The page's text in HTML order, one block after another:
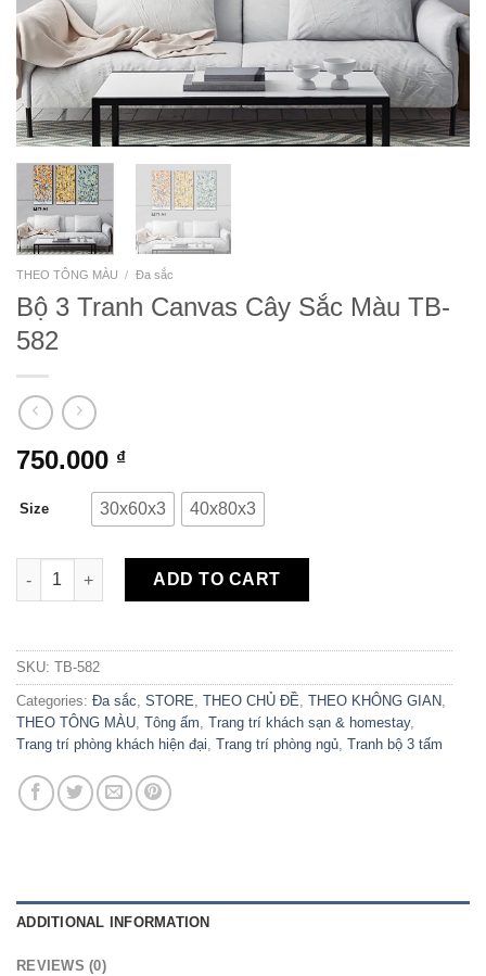
THEO TÔNG MÀU / Đa sắc
Bộ 3 Tranh Canvas Cây Sắc Màu TB-
582
750.000 ₫
Size 30x60x3 40x80x3
Bộ 3 Tranh Canvas Cây Sắc Màu TB-582 quantity
ADD TO CART
SKU: TB-582
Categories: Đa sắc, STORE, THEO CHỦ ĐỀ, THEO KHÔNG GIAN,
THEO TÔNG MÀU, Tông ấm, Trang trí khách sạn & homestay,
Trang trí phòng khách hiện đại, Trang trí phòng ngủ, Tranh bộ 3 tấm
ADDITIONAL INFORMATION
REVIEWS (0)